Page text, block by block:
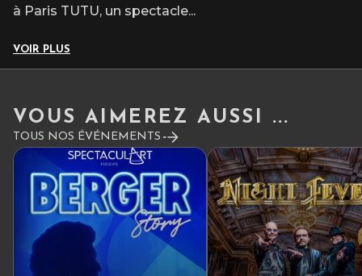
à Paris TUTU, un spectacle...
VOIR PLUS
VOUS AIMEREZ AUSSI ...
TOUS NOS ÉVÉNEMENTS